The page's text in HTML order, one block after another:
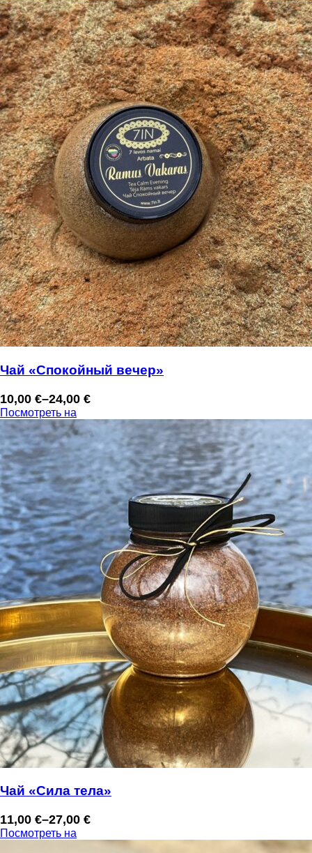
Чай «Спокойный вечер»
10,00 €–24,00 €
Диапазон
цен:
10,00 €
–
24,00 €
Посмотреть на
Чай «Сила тела»
11,00 €–27,00 €
Диапазон
цен:
Посмотреть на